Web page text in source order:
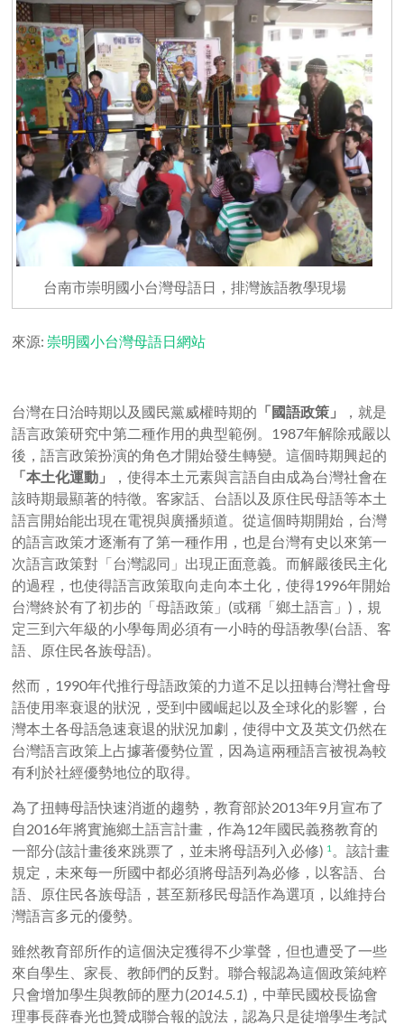
台南市崇明國小台灣母語日，排灣族語教學現場
來源: 崇明國小台灣母語日網站
台灣在日治時期以及國民黨威權時期的 「國語政策」
，就是
語言政策研究中第二種作用的典型範例。1987年解除戒嚴以
後，語言政策扮演的角色才開始發生轉變。這個時期興起的
「本土化運動」
，使得本土元素與言語自由成為台灣社會在
該時期最顯著的特徵。客家話、台語以及原住民母語等本土
語言開始能出現在電視與廣播頻道。從這個時期開始，台灣
的語言政策才逐漸有了第一種作用，也是台灣有史以來第一
次語言政策對「台灣認同」出現正面意義。而解嚴後民主化
的過程，也使得語言政策取向走向本土化，使得1996年開始
台灣終於有了初步的「母語政策」(或稱「鄉土語言」)，規
定三到六年級的小學每周必須有一小時的母語教學(台語、客
語、原住民各族母語)。
然而，1990年代推行母語政策的力道不足以扭轉台灣社會母
語使用率衰退的狀況，受到中國崛起以及全球化的影響，台
灣本土各母語急速衰退的狀況加劇，使得中文及英文仍然在
台灣語言政策上占據著優勢位置，因為這兩種語言被視為較
有利於社經優勢地位的取得。
為了扭轉母語快速消逝的趨勢，教育部於2013年9月宣布了
自2016年將實施鄉土語言計畫，作為12年國民義務教育的
一部分(該計畫後來跳票了，並未將母語列入必修) 1 。該計畫
規定，未來每一所國中都必須將母語列為必修，以客語、台
語、原住民各族母語，甚至新移民母語作為選項，以維持台
灣語言多元的優勢。
雖然教育部所作的這個決定獲得不少掌聲，但也遭受了一些
來自學生、家長、教師們的反對。聯合報認為這個政策純粹
只會增加學生與教師的壓力(2014.5.1)，中華民國校長協會
理事長薛春光也贊成聯合報的說法，認為只是徒增學生考試